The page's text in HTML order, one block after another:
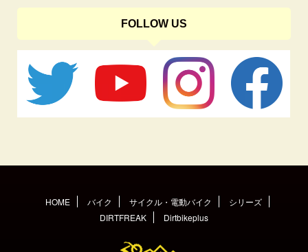
FOLLOW US
HOME バイク サイクル・電動バイク
シリーズ
DIRTFREAK
Dirtbikeplus